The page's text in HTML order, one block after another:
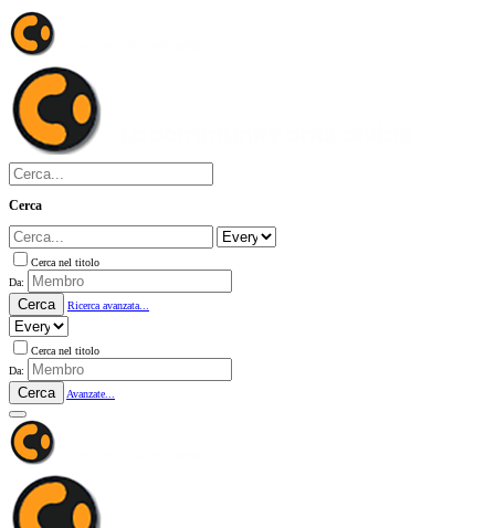
Cerca
Cerca nel titolo
Da:
Cerca Ricerca avanzata...
Cerca nel titolo
Da:
Cerca Avanzate...